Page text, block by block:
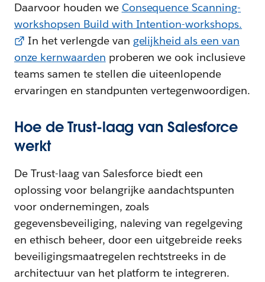
Daarvoor houden we Consequence Scanning-
workshopsen Build with Intention-workshops.
In het verlengde van gelijkheid als een van
onze kernwaarden proberen we ook inclusieve
teams samen te stellen die uiteenlopende
ervaringen en standpunten vertegenwoordigen.
Hoe de Trust-laag van Salesforce
werkt
De Trust-laag van Salesforce biedt een
oplossing voor belangrijke aandachtspunten
voor ondernemingen, zoals
gegevensbeveiliging, naleving van regelgeving
en ethisch beheer, door een uitgebreide reeks
beveiligingsmaatregelen rechtstreeks in de
architectuur van het platform te integreren.